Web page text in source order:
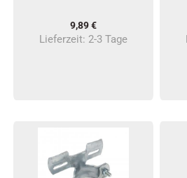
9,89 €
Lieferzeit: 2-3 Tage